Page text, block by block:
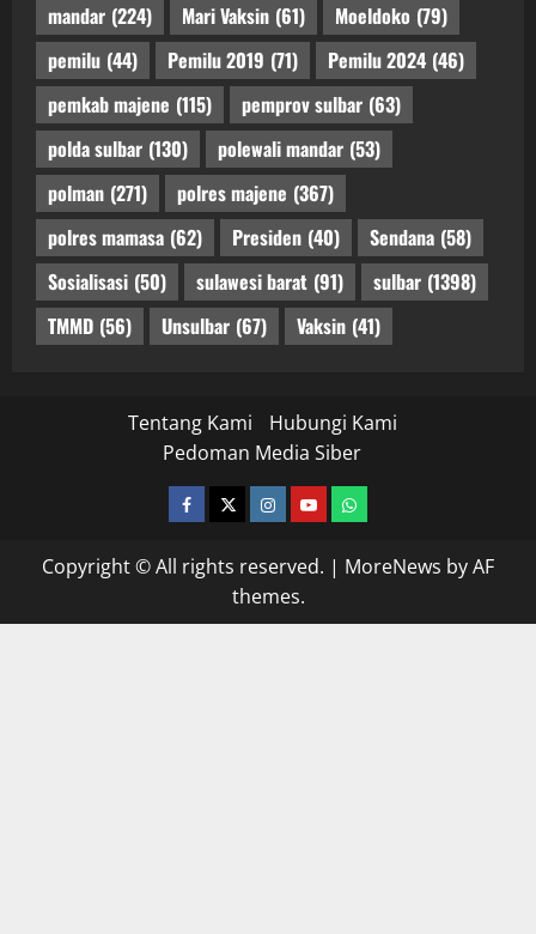
mandar (224) Mari Vaksin (61) Moeldoko (79)
pemilu (44) Pemilu 2019 (71) Pemilu 2024 (46)
pemkab majene (115) pemprov sulbar (63)
polda sulbar (130) polewali mandar (53)
polman (271) polres majene (367)
polres mamasa (62) Presiden (40) Sendana (58)
Sosialisasi (50) sulawesi barat (91) sulbar (1398)
TMMD (56) Unsulbar (67) Vaksin (41)
Tentang Kami
Hubungi Kami
Pedoman Media Siber
facebooktwitterinstagram.com
youtubewhatsapp
Copyright © All rights reserved. | MoreNews by AF
themes.